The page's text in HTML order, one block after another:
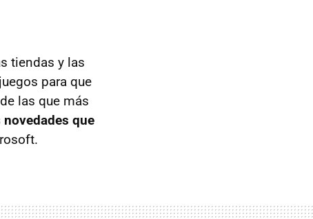
tiendas y las
para que
las que más
que